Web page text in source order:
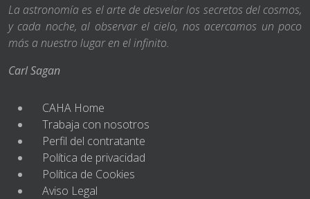
La astronomía es el arte de desvelar los secretos del cosmos,
y cada noche, al observar el cielo, nos acercamos un poco
más a nuestro lugar en el infinito.
Carl Sagan
CAHA Home
Trabaja con nosotros
Perfil del contratante
Política de privacidad
Política de Cookies
Aviso Legal